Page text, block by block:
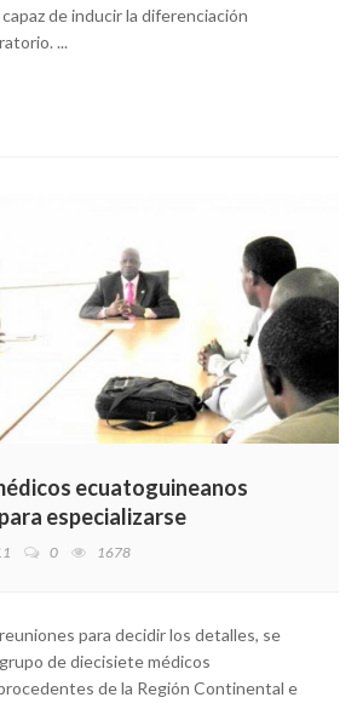
de inducir la diferenciación
...
ecuatoguineanos
especializarse
0 1678
para decidir los detalles, se
de diecisiete médicos
de la Región Continental e